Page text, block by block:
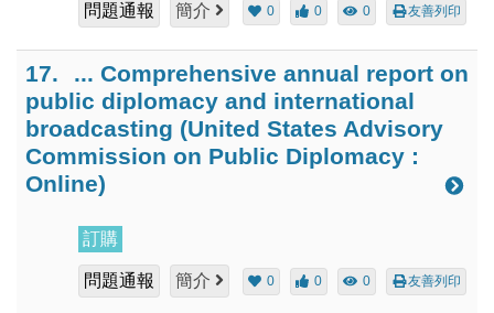
問題通報 簡介 0 0 0 友善列印
17.
... Comprehensive annual report on
public diplomacy and international
broadcasting (United States Advisory
Commission on Public Diplomacy :
Online)
訂購
問題通報 簡介 0 0 0 友善列印